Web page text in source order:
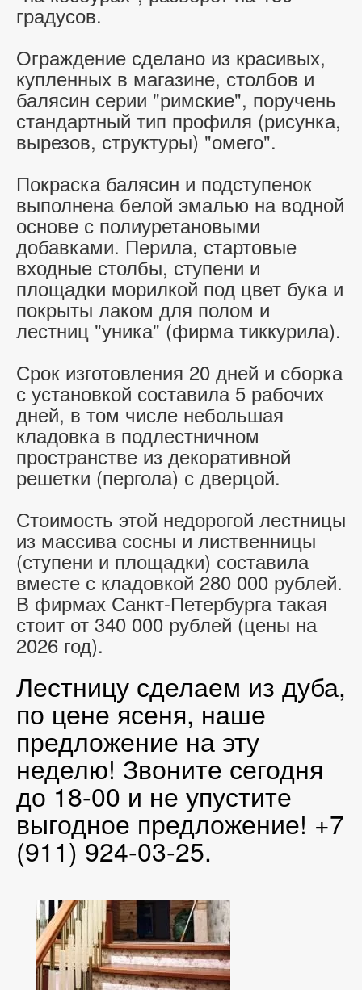
градусов.
Ограждение сделано из красивых,
купленных в магазине, столбов и
балясин серии "римские", поручень
стандартный тип профиля (рисунка,
вырезов, структуры) "омего".
Покраска балясин и подступенок
выполнена белой эмалью на водной
основе с полиуретановыми
добавками. Перила, стартовые
входные столбы, ступени и
площадки морилкой под цвет бука и
покрыты лаком для полом и
лестниц "уника" (фирма тиккурила).
Срок изготовления 20 дней и сборка
с установкой составила 5 рабочих
дней, в том числе небольшая
кладовка в подлестничном
пространстве из декоративной
решетки (пергола) с дверцой.
Стоимость этой недорогой лестницы
из массива сосны и лиственницы
(ступени и площадки) составила
вместе с кладовкой 280 000 рублей.
В фирмах Санкт-Петербурга такая
стоит от 340 000 рублей (цены на
2026 год).
Лестницу сделаем из дуба,
по цене ясеня, наше
предложение на эту
неделю! Звоните сегодня
до 18-00 и не упустите
выгодное предложение! +7
(911) 924-03-25.